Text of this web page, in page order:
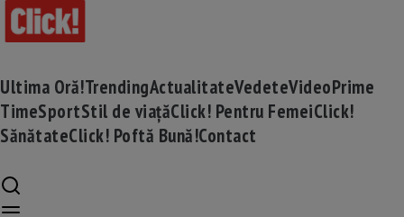
Ultima Oră!TrendingActualitateVedeteVideoPrime
TimeSportStil de viațăClick! Pentru FemeiClick!
SănătateClick! Poftă Bună!Contact